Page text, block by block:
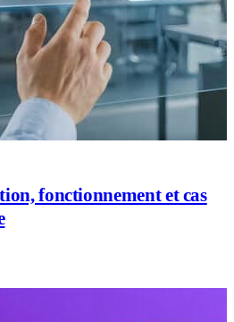
fonctionnement et cas